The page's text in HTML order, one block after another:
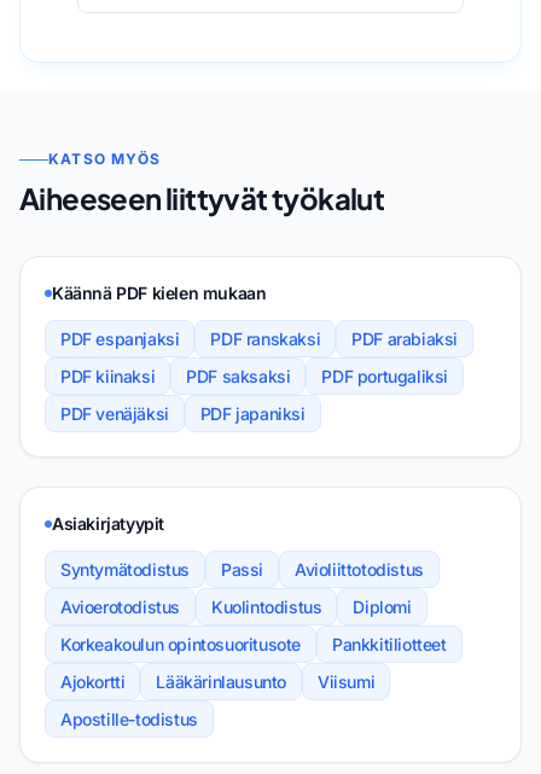
KATSO MYÖS
Aiheeseen liittyvät työkalut
Käännä PDF kielen mukaan
PDF espanjaksi PDF ranskaksi
PDF arabiaksi
PDF kiinaksi
PDF saksaksi
PDF portugaliksi
PDF venäjäksi
PDF japaniksi
Asiakirjatyypit
Syntymätodistus Passi
Avioliittotodistus
Avioerotodistus
Kuolintodistus
Diplomi
Korkeakoulun opintosuoritusote
Pankkitiliotteet
Ajokortti
Lääkärinlausunto
Viisumi
Apostille-todistus